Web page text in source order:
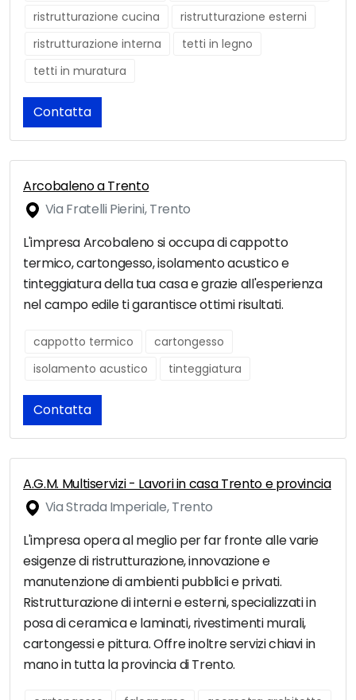
ristrutturazione cucina
ristrutturazione esterni
ristrutturazione interna
tetti in legno
tetti in muratura
Contatta
Arcobaleno a Trento
Via Fratelli Pierini, Trento
L'impresa Arcobaleno si occupa di cappotto
termico, cartongesso, isolamento acustico e
tinteggiatura della tua casa e grazie all'esperienza
nel campo edile ti garantisce ottimi risultati.
cappotto termico
cartongesso
isolamento acustico
tinteggiatura
Contatta
A.G.M. Multiservizi - Lavori in casa Trento e provincia
Via Strada Imperiale, Trento
L'impresa opera al meglio per far fronte alle varie
esigenze di ristrutturazione, innovazione e
manutenzione di ambienti pubblici e privati.
Ristrutturazione di interni e esterni, specializzati in
posa di ceramica e laminati, rivestimenti murali,
cartongessi e pittura. Offre inoltre servizi chiavi in
mano in tutta la provincia di Trento.